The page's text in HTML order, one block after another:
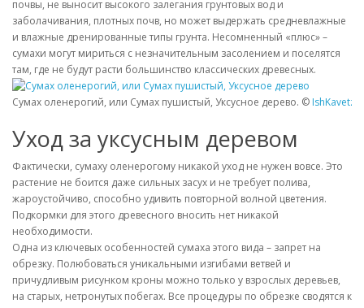
почвы, не выносит высокого залегания грунтовых вод и
заболачивания, плотных почв, но может выдержать средневлажные
и влажные дренированные типы грунта. Несомненный «плюс» –
сумахи могут мириться с незначительным засолением и поселятся
там, где не будут расти большинство классических древесных.
Сумах оленерогий, или Сумах пушистый, Уксусное дерево. © IshKavetz
Уход за уксусным деревом
Фактически, сумаху оленерогому никакой уход не нужен вовсе. Это
растение не боится даже сильных засух и не требует полива,
жароустойчиво, способно удивить повторной волной цветения.
Подкормки для этого древесного вносить нет никакой
необходимости.
Одна из ключевых особенностей сумаха этого вида – запрет на
обрезку. Полюбоваться уникальными изгибами ветвей и
причудливым рисунком кроны можно только у взрослых деревьев,
на старых, нетронутых побегах. Все процедуры по обрезке сводятся к